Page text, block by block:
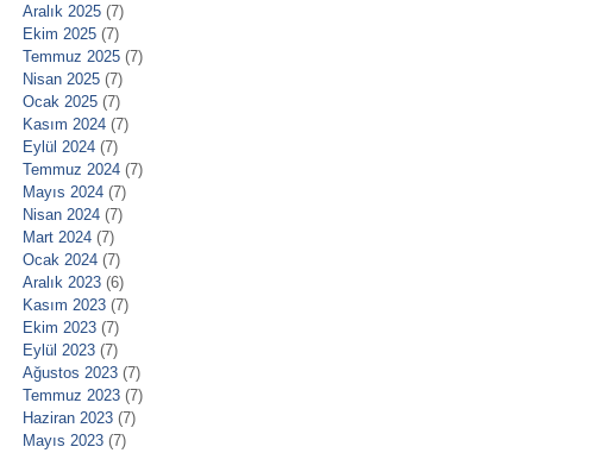
Aralık 2025 (7)
Ekim 2025 (7)
Temmuz 2025 (7)
Nisan 2025 (7)
Ocak 2025 (7)
Kasım 2024 (7)
Eylül 2024 (7)
Temmuz 2024 (7)
Mayıs 2024 (7)
Nisan 2024 (7)
Mart 2024 (7)
Ocak 2024 (7)
Aralık 2023 (6)
Kasım 2023 (7)
Ekim 2023 (7)
Eylül 2023 (7)
Ağustos 2023 (7)
Temmuz 2023 (7)
Haziran 2023 (7)
Mayıs 2023 (7)